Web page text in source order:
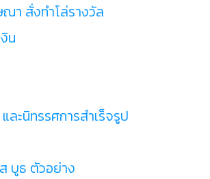
า สั่งทำโล่รางวัล
น
ะนิทรรศการสำเร็จรูป
บูธ ตัวอย่าง